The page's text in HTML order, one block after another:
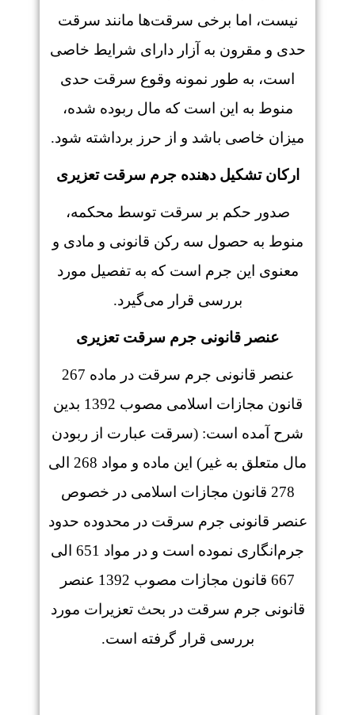
نیست، اما برخی سرقت‌ها مانند سرقت
حدی و مقرون به آزار دارای شرایط خاصی
است، به طور نمونه وقوع سرقت حدی
منوط به این است که مال ربوده شده،
میزان خاصی باشد و از حرز برداشته شود.
ارکان تشکیل دهنده جرم سرقت تعزیری
صدور حکم بر سرقت توسط محکمه،
منوط به حصول سه رکن قانونی و مادی و
معنوی این جرم است که به تفصیل مورد
بررسی قرار می‌گیرد.
عنصر قانونی جرم سرقت تعزیری
عنصر قانونی جرم سرقت در ماده 267
قانون مجازات اسلامی مصوب 1392 بدین
شرح آمده است: (سرقت عبارت از ربودن
مال متعلق به غیر) این ماده و مواد 268 الی
278 قانون مجازات اسلامی در خصوص
عنصر قانونی جرم سرقت در محدوده حدود
جرم‌انگاری نموده است و در مواد 651 الی
667 قانون مجازات مصوب 1392 عنصر
قانونی جرم سرقت در بحث تعزیرات مورد
بررسی قرار گرفته است.